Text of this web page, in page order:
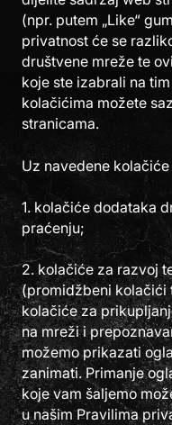
(npr. putem „Like“
privatnost će se
društvene mreže te
koje ste izabrali na
kolačićima možete
stranicama.
Uz navedene
1. kolačiće dodataka
praćenju;
2. kolačiće za razvoj
(promidžbeni kolačići
kolačiće za
na mreži i
možemo prikazati
zanimati. Primanje
koje vam šaljemo
u našim Pravilima